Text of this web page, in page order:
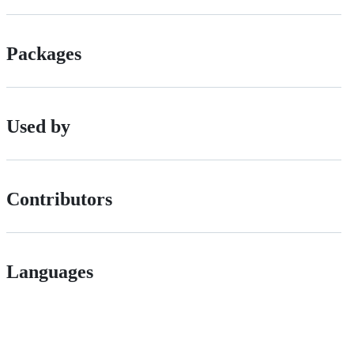
Packages
Used by
Contributors
Languages